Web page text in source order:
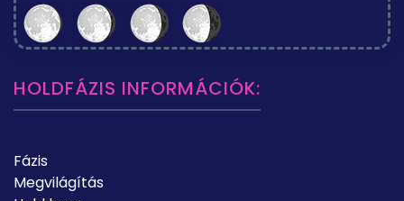
HOLDFÁZIS INFORMÁCIÓK:
Fázis
Megvilágítás